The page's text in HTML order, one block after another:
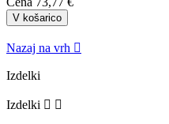
V košarico
Nazaj na vrh 
Izdelki
Izdelki  